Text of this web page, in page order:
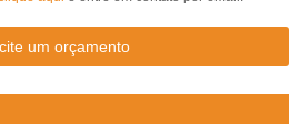
um orçamento